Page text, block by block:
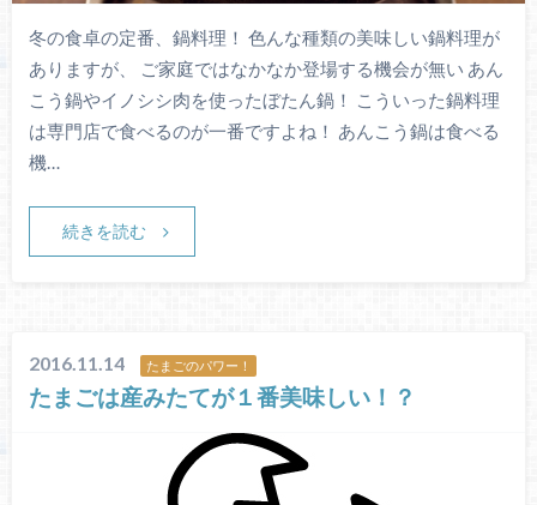
冬の食卓の定番、鍋料理！ 色んな種類の美味しい鍋料理が
ありますが、 ご家庭ではなかなか登場する機会が無い あん
こう鍋やイノシシ肉を使ったぼたん鍋！ こういった鍋料理
は専門店で食べるのが一番ですよね！ あんこう鍋は食べる
機…
続きを読む
2016.11.14 たまごのパワー！
たまごは産みたてが１番美味しい！？